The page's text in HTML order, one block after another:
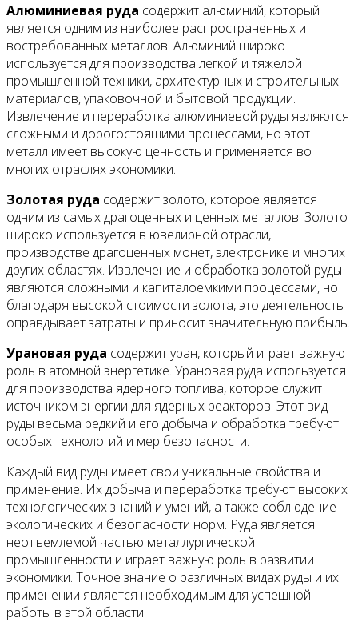
Алюминиевая руда содержит алюминий, который
является одним из наиболее распространенных и
востребованных металлов. Алюминий широко
используется для производства легкой и тяжелой
промышленной техники, архитектурных и строительных
материалов, упаковочной и бытовой продукции.
Извлечение и переработка алюминиевой руды являются
сложными и дорогостоящими процессами, но этот
металл имеет высокую ценность и применяется во
многих отраслях экономики.
Золотая руда содержит золото, которое является
одним из самых драгоценных и ценных металлов. Золото
широко используется в ювелирной отрасли,
производстве драгоценных монет, электронике и многих
других областях. Извлечение и обработка золотой руды
являются сложными и капиталоемкими процессами, но
благодаря высокой стоимости золота, это деятельность
оправдывает затраты и приносит значительную прибыль.
Урановая руда содержит уран, который играет важную
роль в атомной энергетике. Урановая руда используется
для производства ядерного топлива, которое служит
источником энергии для ядерных реакторов. Этот вид
руды весьма редкий и его добыча и обработка требуют
особых технологий и мер безопасности.
Каждый вид руды имеет свои уникальные свойства и
применение. Их добыча и переработка требуют высоких
технологических знаний и умений, а также соблюдение
экологических и безопасности норм. Руда является
неотъемлемой частью металлургической
промышленности и играет важную роль в развитии
экономики. Точное знание о различных видах руды и их
применении является необходимым для успешной
работы в этой области.